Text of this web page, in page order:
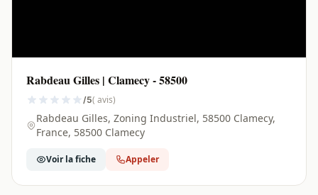
Rabdeau Gilles | Clamecy - 58500
/5( avis)
Rabdeau Gilles, Zoning Industriel, 58500 Clamecy,
France, 58500 Clamecy
Voir la fiche Appeler